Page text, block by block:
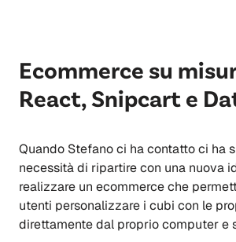
Ecommerce su
React, Snipcart e
Quando Stefano ci ha contatto ci ha
necessità di ripartire con una nuova
realizzare un ecommerce che
utenti personalizzare i cubi con le
direttamente dal proprio computer e